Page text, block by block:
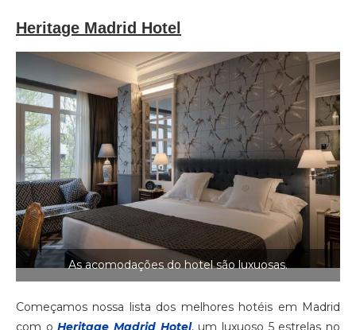
Heritage Madrid Hotel
As acomodações do hotel são luxuosas.
Começamos nossa lista dos melhores hotéis em Madrid
com oHeritage Madrid Hotel, um luxuoso 5 estrelas no